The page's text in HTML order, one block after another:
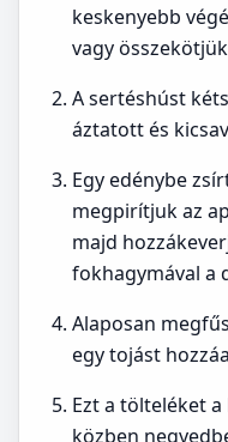
keskenyebb
vagy
A sertéshúst
áztatott és
Egy edénybe
megpirítjuk az
majd
fokhagymával a
Alaposan
egy tojást
Ezt a tölteléket
közben